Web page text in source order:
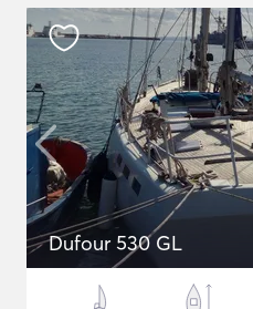
Dufour 530 GL